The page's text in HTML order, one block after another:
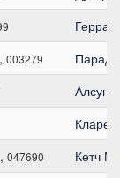
, 003279
Алсунга
, 047690
Кетч